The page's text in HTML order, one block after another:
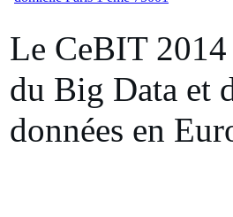
Le CeBIT 2014
du Big Data et
données en